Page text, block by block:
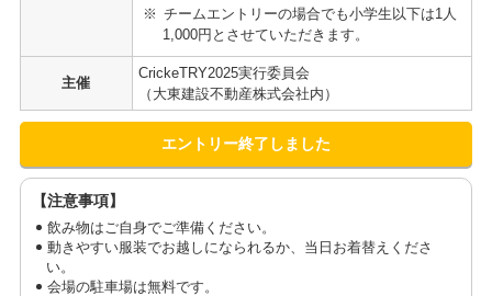
チームエントリーの場合でも小学生以下は1人
1,000円とさせていただきます。
主催
CrickeTRY2025実行委員会
（大東建設不動産株式会社内）
エントリー終了しました
【注意事項】
飲み物はご自身でご準備ください。
動きやすい服装でお越しになられるか、当日お着替えくださ
い。
会場の駐車場は無料です。